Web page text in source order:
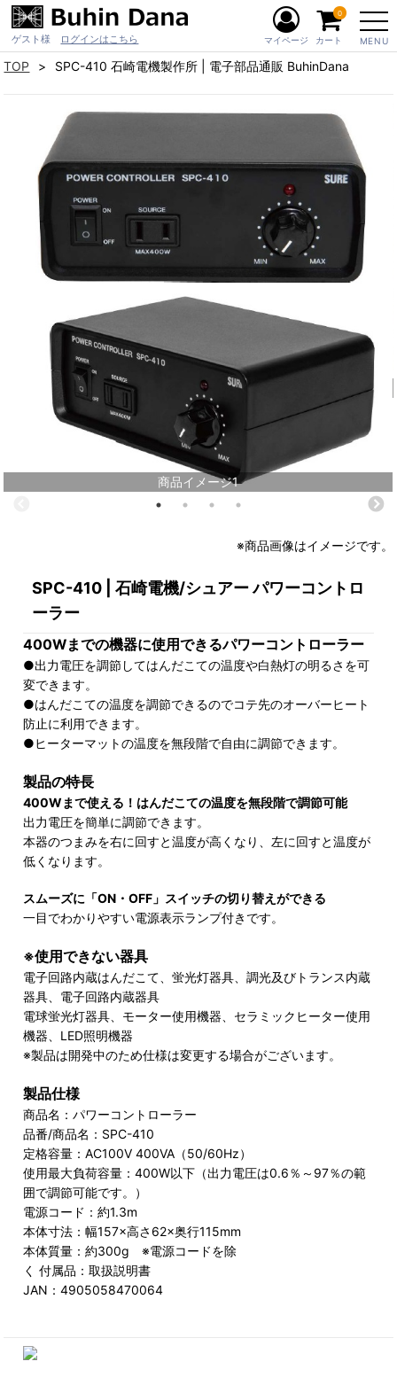
ゲスト様 ログインはこちら MENU
マイページ カート
0
TOP SPC-410 石崎電機製作所 | 電子部品通販 BuhinDana
商品イメージ1
※商品画像はイメージです。
SPC-410 | 石崎電機/シュアー パワーコントロ
ーラー
400Wまでの機器に使用できるパワーコントローラー
●出力電圧を調節してはんだこての温度や白熱灯の明るさを可
変できます。
●はんだこての温度を調節できるのでコテ先のオーバーヒート
防止に利用できます。
●ヒーターマットの温度を無段階で自由に調節できます。
製品の特長
400Wまで使える！はんだこての温度を無段階で調節可能
出力電圧を簡単に調節できます。
本器のつまみを右に回すと温度が高くなり、左に回すと温度が
低くなります。
スムーズに「ON・OFF」スイッチの切り替えができる
一目でわかりやすい電源表示ランプ付きです。
※使用できない器具
電子回路内蔵はんだこて、蛍光灯器具、調光及びトランス内蔵
器具、電子回路内蔵器具
電球蛍光灯器具、モーター使用機器、セラミックヒーター使用
機器、LED照明機器
※製品は開発中のため仕様は変更する場合がございます。
製品仕様
商品名：パワーコントローラー
品番/商品名：SPC-410
定格容量：AC100V 400VA（50/60Hz）
使用最大負荷容量：400W以下（出力電圧は0.6％～97％の範
囲で調節可能です。）
電源コード：約1.3m
本体寸法：幅157×高さ62×奥行115mm
本体質量：約300g ※電源コードを除
く 付属品：取扱説明書
JAN：4905058470064